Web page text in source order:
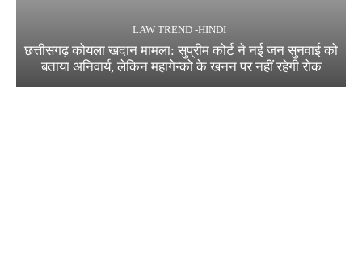
LAW TREND -HINDI
छत्तीसगढ़ कोयला खदान मामला: सुप्रीम कोर्ट ने नई जन सुनवाई को
बताया अनिवार्य, लेकिन महागेन्को के खनन पर नहीं रहेगी रोक